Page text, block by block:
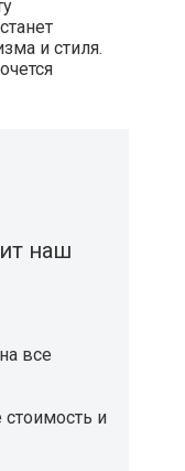
и стиля.
наш
все
стоимость и